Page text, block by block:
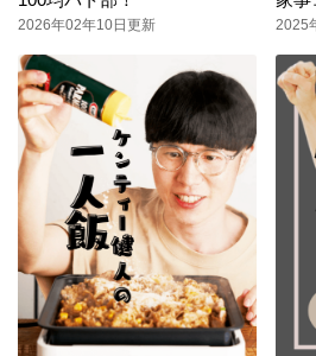
2026年02年10日更新 2025